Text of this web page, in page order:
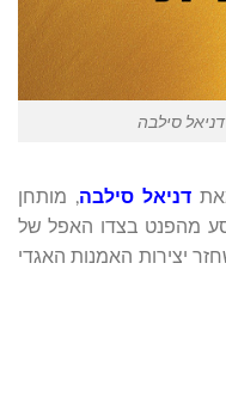
סילבה
דניאל סילבה , מותחן
מהפנט בצדו האפל של
יצירות האמנות האגדי